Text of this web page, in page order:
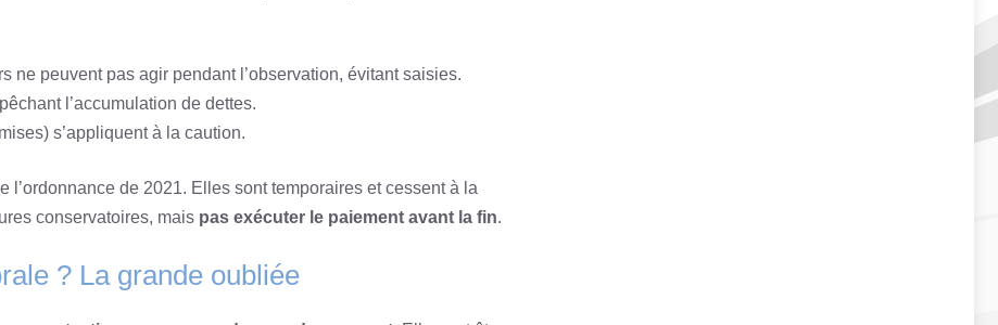
ne peuvent pas agir pendant l’observation, évitant saisies.
l’accumulation de dettes.
s’appliquent à la caution.
l’ordonnance de 2021. Elles sont temporaires et cessent à la
conservatoires, mais pas exécuter le paiement avant la fin.
? La grande oubliée